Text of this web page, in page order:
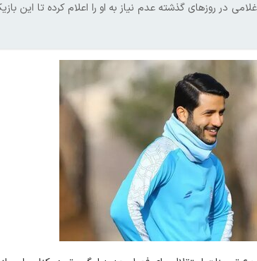
در روزهای گذشته عدم نیاز به او را اعلام کرده تا این